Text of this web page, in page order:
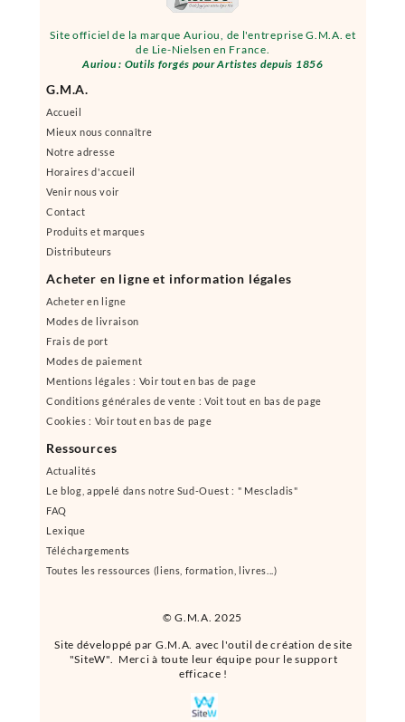
© G.M.A. 2025
Site officiel de la marque Auriou, de l'entreprise G.M.A. et
de Lie-Nielsen en France.
Auriou : Outils forgés pour Artistes depuis 1856
Site développé par G.M.A. avec l'outil de création de site
"SiteW". Merci à toute leur équipe pour le support
efficace !
G.M.A.
Accueil
Mieux nous connaître
Notre adresse
Horaires d'accueil
Venir nous voir
Contact
Produits et marques
Distributeurs
Acheter en ligne et information légales
Acheter en ligne
Modes de livraison
Frais de port
Modes de paiement
Mentions légales : Voir tout en bas de page
Conditions générales de vente : Voit tout en bas de page
Cookies : Voir tout en bas de page
Ressources
Actualités
Le blog, appelé dans notre Sud-Ouest : " Mescladis"
FAQ
Lexique
Téléchargements
Toutes les ressources (liens, formation, livres...)